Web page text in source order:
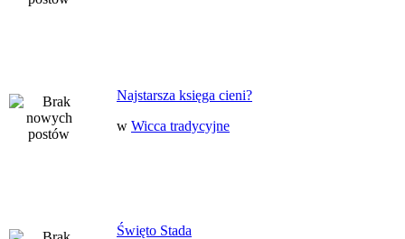
Najstarsza księga cieni?
w Wicca tradycyjne
Święto Stada